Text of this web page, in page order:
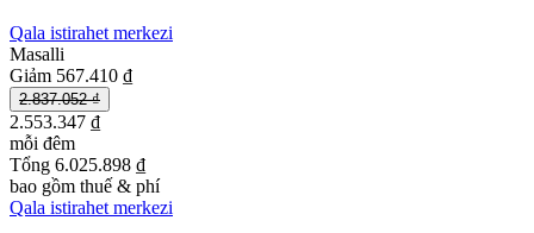
Qala istirahet merkezi
Masalli
Giảm 567.410 ₫
2.837.052 ₫
2.553.347 ₫
mỗi đêm
Tổng 6.025.898 ₫
bao gồm thuế & phí
Qala istirahet merkezi